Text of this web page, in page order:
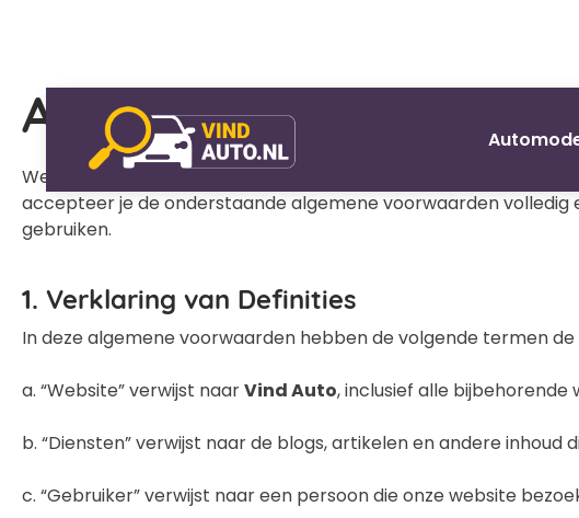
Algemene
Welkom bij Vind Auto! Deze algemene voorwaarden zijn van
accepteer je de onderstaande algemene voorwaarden volledig
gebruiken.
1. Verklaring van Definities
In deze algemene voorwaarden hebben de volgende termen
a. “Website” verwijst naarVind Auto, inclusief alle bijbehorende
b. “Diensten” verwijst naar de blogs, artikelen en andere
c. “Gebruiker” verwijst naar een persoon die onze website